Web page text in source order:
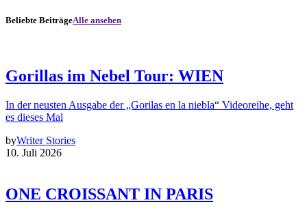
Beliebte BeiträgeAlle ansehen
Gorillas im Nebel Tour: WIEN
In der neusten Ausgabe der „Gorilas en la niebla“ Videoreihe, geht
es dieses Mal
byWriter Stories
10. Juli 2026
ONE CROISSANT IN PARIS